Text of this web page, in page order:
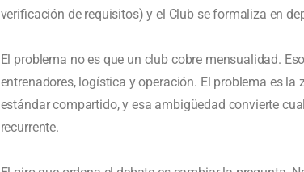
verificación de requisitos) y el Club se formaliza en
El problema no es que un club cobre mensualidad.
entrenadores, logística y operación. El problema es
estándar compartido, y esa ambigüedad convierte
recurrente.